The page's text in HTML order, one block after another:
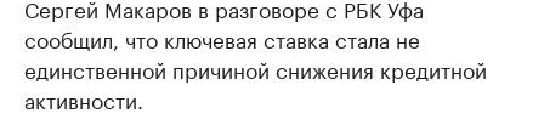
Сергей Макаров в разговоре с РБК Уфа
сообщил, что ключевая ставка стала не
единственной причиной снижения кредитной
активности.